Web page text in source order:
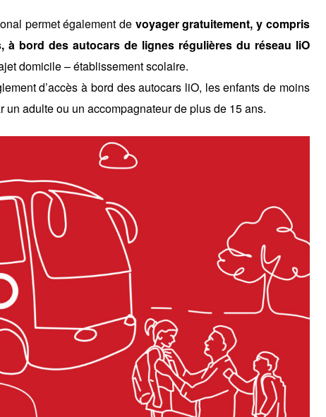
permet également de voyager gratuitement, y compris
à bord des autocars de lignes régulières du réseau liO
domicile – établissement scolaire.
d’accès à bord des autocars liO, les enfants de moins
adulte ou un accompagnateur de plus de 15 ans.